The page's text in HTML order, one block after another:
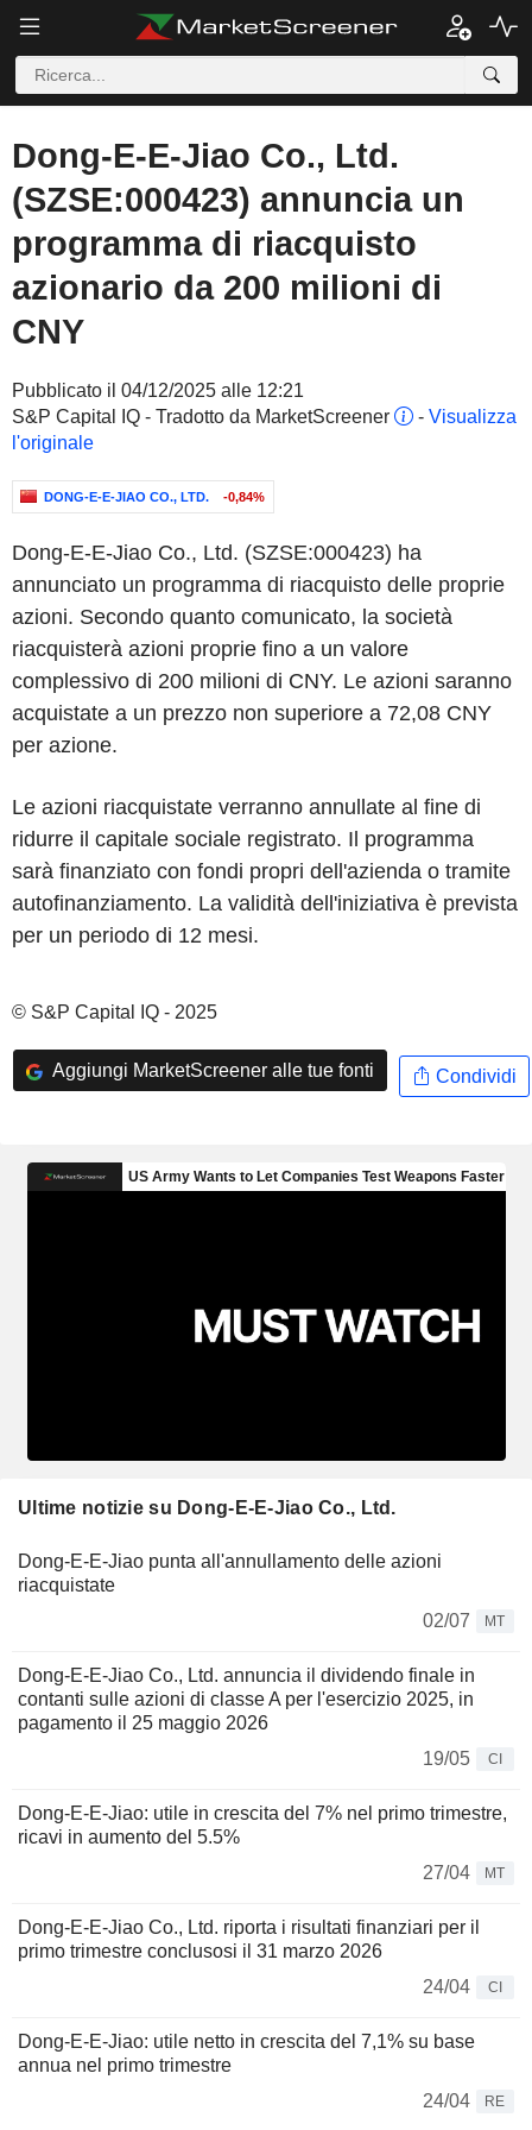
Dong-E-E-Jiao Co., Ltd.
(SZSE:000423) annuncia un
programma di riacquisto
azionario da 200 milioni di
CNY
Pubblicato il 04/12/2025 alle 12:21
S&P Capital IQ - Tradotto da MarketScreener
- Visualizza
l'originale
DONG-E-E-JIAO CO., LTD. -0,84%
Dong-E-E-Jiao Co., Ltd. (SZSE:000423) ha
annunciato un programma di riacquisto delle proprie
azioni. Secondo quanto comunicato, la società
riacquisterà azioni proprie fino a un valore
complessivo di 200 milioni di CNY. Le azioni saranno
acquistate a un prezzo non superiore a 72,08 CNY
per azione.
Le azioni riacquistate verranno annullate al fine di
ridurre il capitale sociale registrato. Il programma
sarà finanziato con fondi propri dell'azienda o tramite
autofinanziamento. La validità dell'iniziativa è prevista
per un periodo di 12 mesi.
© S&P Capital IQ - 2025
Aggiungi MarketScreener alle tue fonti Condividi
Ultime notizie su Dong-E-E-Jiao Co., Ltd.
Dong-E-E-Jiao punta all'annullamento delle azioni
riacquistate
02/07
MT
Dong-E-E-Jiao Co., Ltd. annuncia il dividendo finale in
contanti sulle azioni di classe A per l'esercizio 2025, in
pagamento il 25 maggio 2026
19/05
CI
Dong-E-E-Jiao: utile in crescita del 7% nel primo trimestre,
ricavi in aumento del 5.5%
27/04
MT
Dong-E-E-Jiao Co., Ltd. riporta i risultati finanziari per il
primo trimestre conclusosi il 31 marzo 2026
24/04
CI
Dong-E-E-Jiao: utile netto in crescita del 7,1% su base
annua nel primo trimestre
24/04
RE